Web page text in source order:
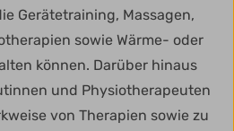
Gerätetraining, Massagen,
sowie Wärme- oder
können. Darüber hinaus
und Physiotherapeuten
von Therapien sowie zu